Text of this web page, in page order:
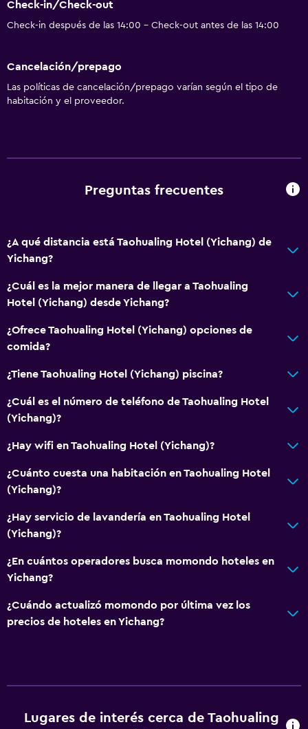
Aire acondicionado
Traslado aeropuerto
Sistema de entretenimiento
Accesibilidad y adecuación
Ascensor
Secador de pelo
General
Espacio de almacenamiento
Salud y seguridad
Sauna
Check-in/Check-out
Check-in después de las 14:00 - Check-out antes de las 14:00
Cancelación/prepago
Las políticas de cancelación/prepago varían según el tipo de
habitación y el proveedor.
Preguntas frecuentes
¿A qué distancia está Taohualing Hotel (Yichang) de
Yichang?
¿Cuál es la mejor manera de llegar a Taohualing
Hotel (Yichang) desde Yichang?
¿Ofrece Taohualing Hotel (Yichang) opciones de
comida?
¿Tiene Taohualing Hotel (Yichang) piscina?
¿Cuál es el número de teléfono de Taohualing Hotel
(Yichang)?
¿Hay wifi en Taohualing Hotel (Yichang)?
¿Cuánto cuesta una habitación en Taohualing Hotel
(Yichang)?
¿Hay servicio de lavandería en Taohualing Hotel
(Yichang)?
¿En cuántos operadores busca momondo hoteles en
Yichang?
¿Cuándo actualizó momondo por última vez los
precios de hoteles en Yichang?
Lugares de interés cerca de Taohualing